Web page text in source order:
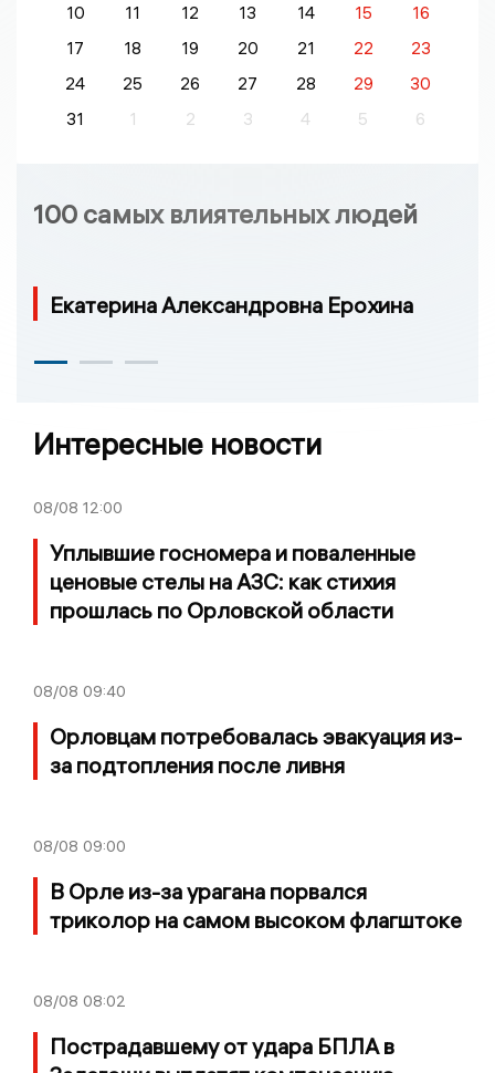
10
11 12 13 14 15
16
17
18 19 20 21 22
23
24
25 26 27 28 29
30
31
1 2 3 4 5 6
100 самых влиятельных людей
Екатерина Александровна Ерохина
Интересные новости
08/08 12:00
Уплывшие госномера и поваленные
ценовые стелы на АЗС: как стихия
прошлась по Орловской области
08/08 09:40
Орловцам потребовалась эвакуация из-
за подтопления после ливня
08/08 09:00
В Орле из-за урагана порвался
триколор на самом высоком флагштоке
08/08 08:02
Пострадавшему от удара БПЛА в